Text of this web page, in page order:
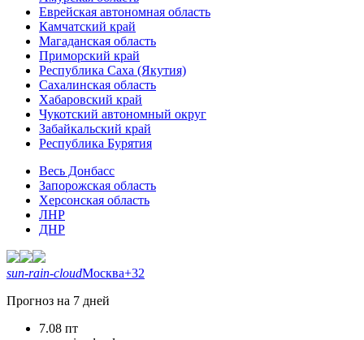
Еврейская автономная область
Камчатский край
Магаданская область
Приморский край
Республика Саха (Якутия)
Сахалинская область
Хабаровский край
Чукотский автономный округ
Забайкальский край
Республика Бурятия
Весь Донбасс
Запорожская область
Херсонская область
ЛНР
ДНР
sun-rain-cloudМосква+32
Прогноз на 7 дней
7.08 пт